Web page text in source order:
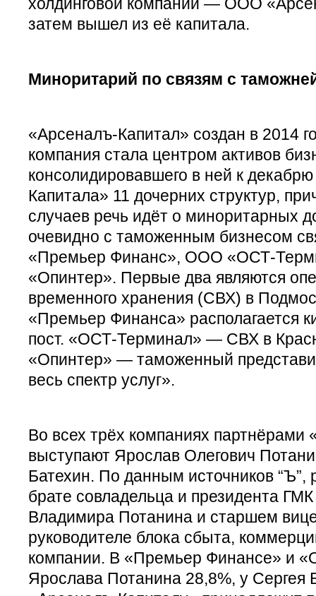
затем вышел из её капитала.
Миноритарий по связям с
«Арсеналъ-Капитал» создан в 2014
компания стала центром активов
консолидировавшего в ней к
Капитала» 11 дочерних структур,
случаев речь идёт о миноритарных
очевидно с таможенным бизнесом
«Премьер Финанс», ООО «ОСТ-
«Опинтер». Первые два являются
временного хранения (СВХ) в
«Премьер Финанса» располагается
пост. «ОСТ-Терминал» — СВХ в
«Опинтер» — таможенный
весь спектр услуг».
Во всех трёх компаниях партнёрами
выступают Ярослав Олегович
Батехин. По данным источников
брате совладельца и президента
Владимира Потанина и старшем
руководителе блока сбыта,
компании. В «Премьер Финансе» и
Ярослава Потанина 28,8%, у Сергея